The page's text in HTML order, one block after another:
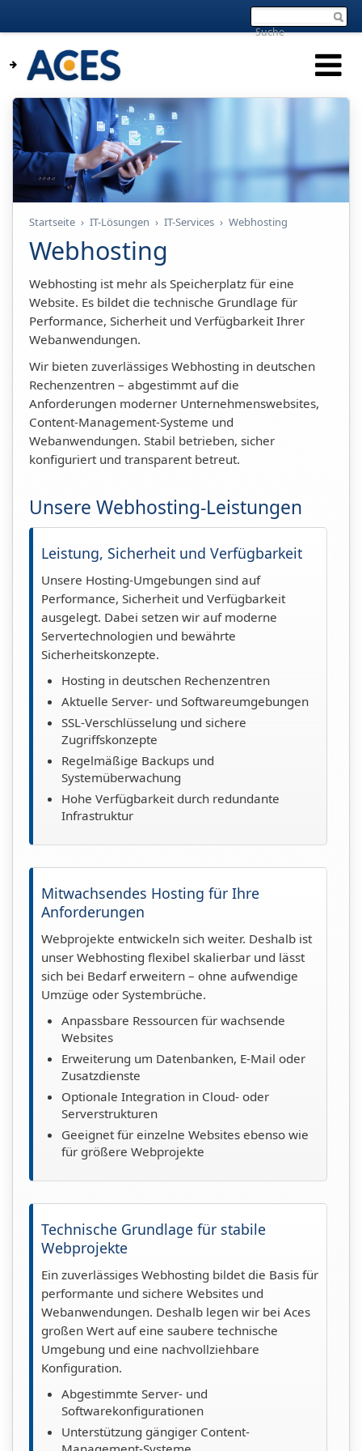
Startseite › IT-Lösungen › IT-Services › Webhosting
Webhosting
Webhosting ist mehr als Speicherplatz für eine
Website. Es bildet die technische Grundlage für
Performance, Sicherheit und Verfügbarkeit Ihrer
Webanwendungen.
Wir bieten zuverlässiges Webhosting in deutschen
Rechenzentren – abgestimmt auf die
Anforderungen moderner Unternehmenswebsites,
Content-Management-Systeme und
Webanwendungen. Stabil betrieben, sicher
konfiguriert und transparent betreut.
Unsere Webhosting-Leistungen
Leistung, Sicherheit und Verfügbarkeit
Unsere Hosting-Umgebungen sind auf
Performance, Sicherheit und Verfügbarkeit
ausgelegt. Dabei setzen wir auf moderne
Servertechnologien und bewährte
Sicherheitskonzepte.
Hosting in deutschen Rechenzentren
Aktuelle Server- und Softwareumgebungen
SSL-Verschlüsselung und sichere
Zugriffskonzepte
Regelmäßige Backups und
Systemüberwachung
Hohe Verfügbarkeit durch redundante
Infrastruktur
Mitwachsendes Hosting für Ihre
Anforderungen
Webprojekte entwickeln sich weiter. Deshalb ist
unser Webhosting flexibel skalierbar und lässt
sich bei Bedarf erweitern – ohne aufwendige
Umzüge oder Systembrüche.
Anpassbare Ressourcen für wachsende
Websites
Erweiterung um Datenbanken, E-Mail oder
Zusatzdienste
Optionale Integration in Cloud- oder
Serverstrukturen
Geeignet für einzelne Websites ebenso wie
für größere Webprojekte
Technische Grundlage für stabile
Webprojekte
Ein zuverlässiges Webhosting bildet die Basis für
performante und sichere Websites und
Webanwendungen. Deshalb legen wir bei Aces
großen Wert auf eine saubere technische
Umgebung und eine nachvollziehbare
Konfiguration.
Abgestimmte Server- und
Softwarekonfigurationen
Unterstützung gängiger Content-